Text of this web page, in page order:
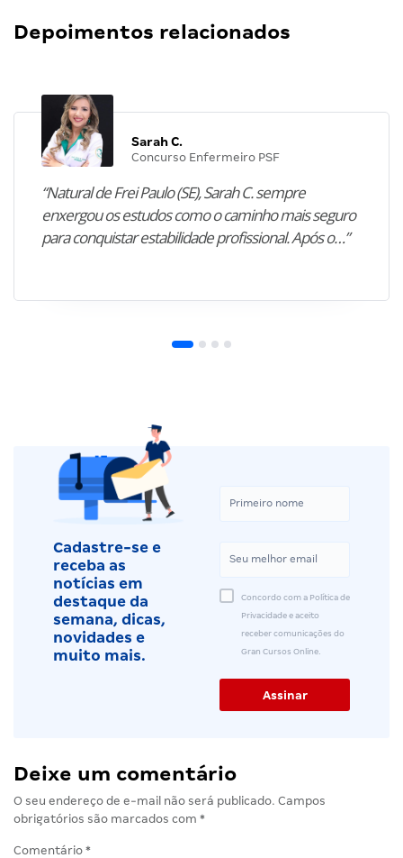
Depoimentos relacionados
Sarah C.
Concurso Enfermeiro PSF
“Natural de Frei Paulo (SE), Sarah C. sempre
enxergou os estudos como o caminho mais seguro
para conquistar estabilidade profissional. Após o…”
Cadastre-se e
receba as
notícias em
destaque da
semana, dicas,
novidades e
muito mais.
Concordo com a Política de
Privacidade e aceito
receber comunicações do
Gran Cursos Online.
Deixe um comentário
O seu endereço de e-mail não será publicado. Campos
obrigatórios são marcados com *
Comentário *